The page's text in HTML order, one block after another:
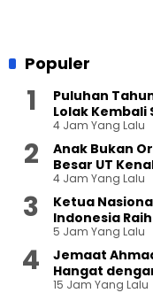
Populer
Puluhan
Lolak
4 Jam Yang Lalu
Anak Bukan
Besar UT
4 Jam Yang Lalu
Ketua
Indonesia
Terbuka
5 Jam Yang Lalu
Jemaat
Hangat
15 Jam Yang Lalu